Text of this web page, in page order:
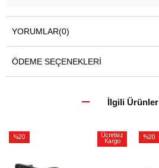
YORUMLAR(0)
ÖDEME SEÇENEKLERI
İlgili Ürünler
%20
Ücretsiz
Kargo
%20